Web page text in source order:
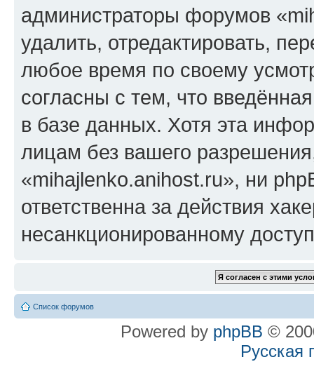
администраторы форумов
удалить, отредактировать,
любое время по своему
согласны с тем, что
в базе данных. Хотя эта
лицам без вашего
«mihajlenko.anihost.ru», ни
ответственна за действия
несанкционированному
Список форумов
Powered by phpBB ©
Русская